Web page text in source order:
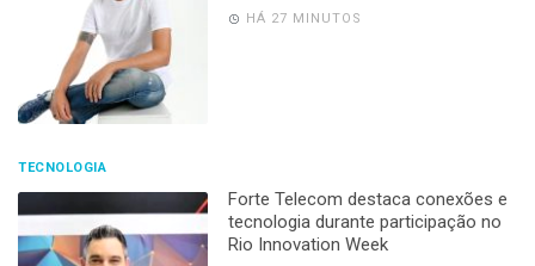
HÁ 27 MINUTOS
TECNOLOGIA
Forte Telecom destaca conexões e
tecnologia durante participação no
Rio Innovation Week